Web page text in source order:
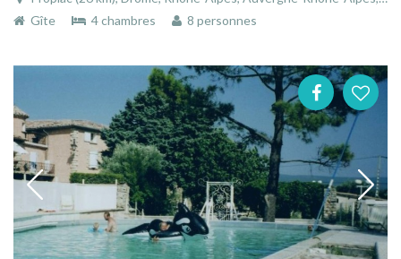
Gîte
4 chambres 8 personnes